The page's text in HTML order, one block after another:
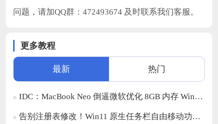
问题，请加QQ群：472493674 及时联系我们客服。
更多教程
最新 热门
IDC：MacBook Neo 倒逼微软优化 8GB 内存 Win11 设备体验
告别注册表修改！Win11 原生任务栏自由移动功能来了